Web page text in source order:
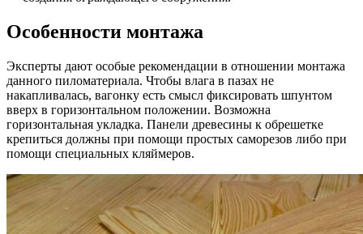
Особенности монтажа
Эксперты дают особые рекомендации в отношении монтажа
данного пиломатериала. Чтобы влага в пазах не
накапливалась, вагонку есть смысл фиксировать шпунтом
вверх в горизонтальном положении. Возможна
горизонтальная укладка. Панели древесины к обрешетке
крепиться должны при помощи простых саморезов либо при
помощи специальных кляймеров.